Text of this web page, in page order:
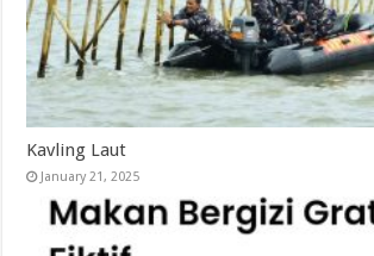
Kavling Laut
January 21, 2025